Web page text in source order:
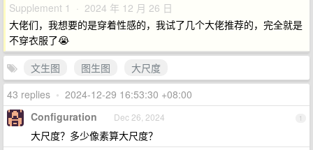
Supplement 1 · 2024 年 12 月 26 日
大佬们，我想要的是穿着性感的，我试了几个大佬推荐的，完全就是
不穿衣服了😭
文生图
图生图
大尺度
43 replies • 2024-12-29 16:53:30 +08:00
1
Configuration Dec 26, 2024
大尺度？多少像素算大尺度？